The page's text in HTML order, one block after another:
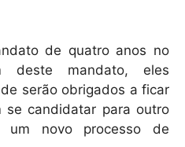
de quatro anos no
deste mandato, eles
serão obrigados a ficar
candidatar para outro
um novo processo de